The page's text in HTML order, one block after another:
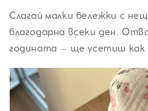
Слагай малки бележки с
благодарна всеки ден.
годината – ще усетиш как